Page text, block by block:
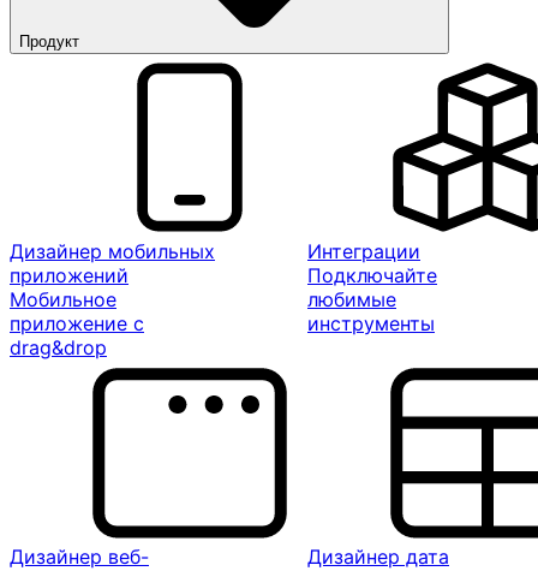
Продукт
Дизайнер мобильных
приложений
Мобильное
приложение с
drag&drop
Интеграции
Подключайте
любимые
инструменты
Дизайнер веб-
Дизайнер дата